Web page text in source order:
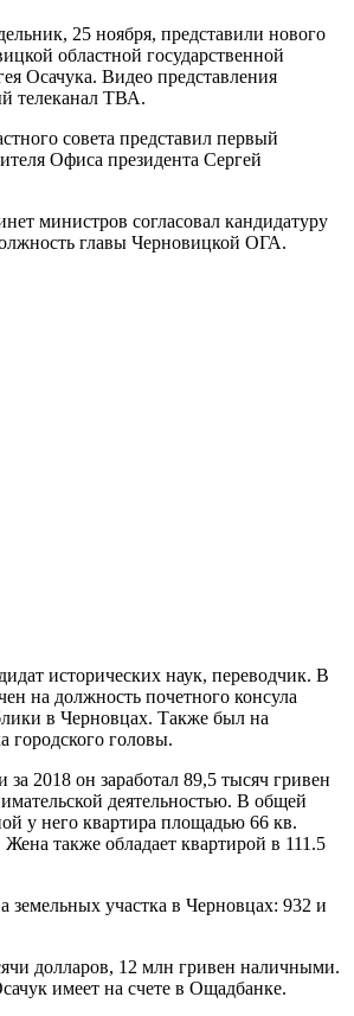
25 ноября, представили нового
областной государственной
Осачука. Видео представления
телеканал ТВА.
совета представил первый
Офиса президента Сергей
министров согласовал кандидатуру
главы Черновицкой ОГА.
исторических наук, переводчик. В
на должность почетного консула
в Черновцах. Также был на
городского головы.
за 2018 он заработал 89,5 тысяч гривен
деятельностью. В общей
у него квартира площадью 66 кв.
также обладает квартирой в 111.5
земельных участка в Черновцах: 932 и
долларов, 12 млн гривен наличными.
имеет на счете в Ощадбанке.